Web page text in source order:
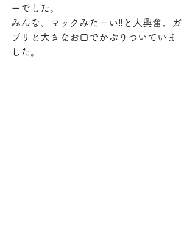
ーでした。
みんな、マックみたーい‼︎と大興奮。ガ
ブリと大きなお口でかぶりついていま
した。